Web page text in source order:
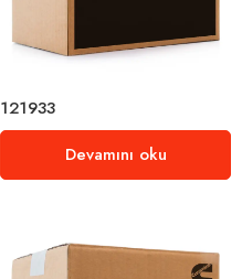
121933
Devamını oku